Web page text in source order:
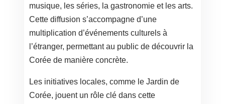
musique, les séries, la gastronomie et les arts.
Cette diffusion s’accompagne d’une
multiplication d’événements culturels à
l’étranger, permettant au public de découvrir la
Corée de manière concrète.
Les initiatives locales, comme le Jardin de
Corée, jouent un rôle clé dans cette